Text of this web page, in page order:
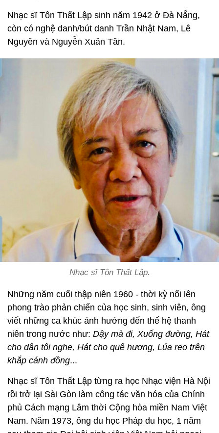
Nhạc sĩ Tôn Thất Lập sinh năm 1942 ở Đà Nẵng,
còn có nghệ danh/bút danh Trần Nhật Nam, Lê
Nguyên và Nguyễn Xuân Tân.
Nhạc sĩ Tôn Thất Lập.
Những năm cuối thập niên 1960 - thời kỳ nổi lên
phong trào phản chiến của học sinh, sinh viên, ông
viết những ca khúc ảnh hưởng đến thế hệ thanh
niên trong nước như: Dậy mà đi, Xuống đường, Hát
cho dân tôi nghe, Hát cho quê hương, Lúa reo trên
khắp cánh đồng...
Nhạc sĩ Tôn Thất Lập từng ra học Nhạc viện Hà Nội
rồi trở lại Sài Gòn làm công tác văn hóa của Chính
phủ Cách mạng Lâm thời Cộng hòa miền Nam Việt
Nam. Năm 1973, ông du học Pháp du học, 1 năm